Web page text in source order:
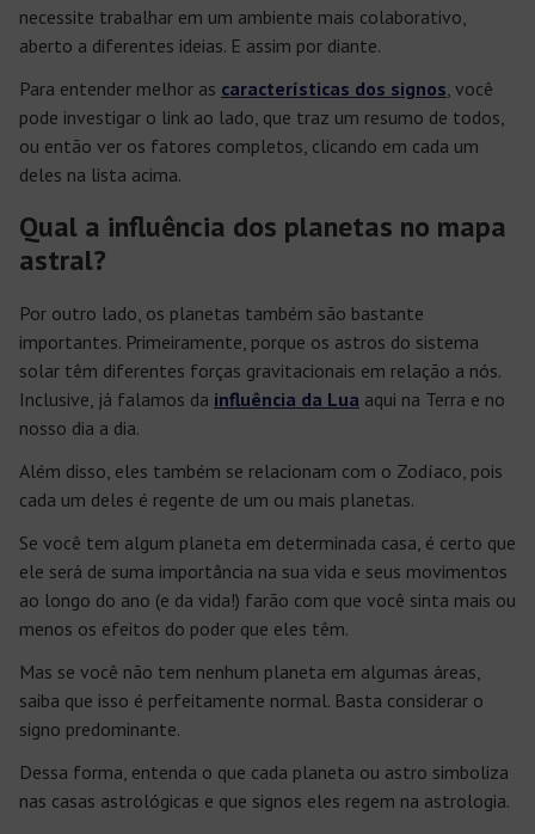
necessite trabalhar em um ambiente mais colaborativo,
aberto a diferentes ideias. E assim por diante.
Para entender melhor as características dos signos, você
pode investigar o link ao lado, que traz um resumo de todos,
ou então ver os fatores completos, clicando em cada um
deles na lista acima.
Qual a influência dos planetas no mapa
astral?
Por outro lado, os planetas também são bastante
importantes. Primeiramente, porque os astros do sistema
solar têm diferentes forças gravitacionais em relação a nós.
Inclusive, já falamos da influência da Lua aqui na Terra e no
nosso dia a dia.
Além disso, eles também se relacionam com o Zodíaco, pois
cada um deles é regente de um ou mais planetas.
Se você tem algum planeta em determinada casa, é certo que
ele será de suma importância na sua vida e seus movimentos
ao longo do ano (e da vida!) farão com que você sinta mais ou
menos os efeitos do poder que eles têm.
Mas se você não tem nenhum planeta em algumas áreas,
saiba que isso é perfeitamente normal. Basta considerar o
signo predominante.
Dessa forma, entenda o que cada planeta ou astro simboliza
nas casas astrológicas e que signos eles regem na astrologia.